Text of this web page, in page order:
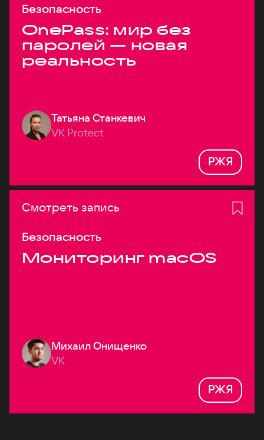
Безопасность
OnePass: мир без
паролей — новая
реальность
Татьяна Станкевич
VK Protect
РЖЯ
Смотреть запись
Безопасность
Мониторинг macOS
Михаил Онищенко
VK
РЖЯ